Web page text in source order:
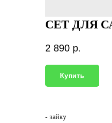
СЕТ ДЛЯ
2 890 р.
Купить
- зайку